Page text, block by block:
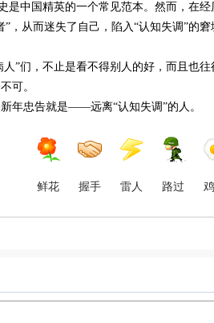
是中国精英的一个常见范本。然而，在
”，从而迷失了自己，陷入“认知失调”的
人”们，不止是看不得别人的好，而且也
可。
年忠告就是——远离“认知失调”的人。
鲜花 握手 雷人 路过